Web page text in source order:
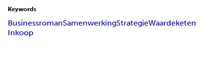
Keywords
BusinessromanSamenwerkingStrategieWaardeketen
Inkoop